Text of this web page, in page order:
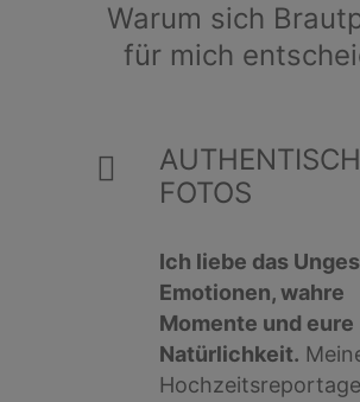
Warum sich
für mich
FOTOS
Ich liebe das
Emotionen, wahre
Momente und eure
Natürlichkeit.